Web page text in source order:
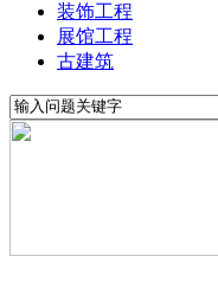
装饰工程
展馆工程
古建筑